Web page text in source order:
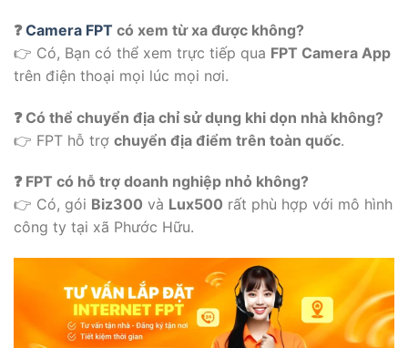
❓Camera FPT có xem từ xa được không?
👉 Có, Bạn có thể xem trực tiếp qua FPT Camera App
trên điện thoại mọi lúc mọi nơi.
❓ Có thể chuyển địa chỉ sử dụng khi dọn nhà không?
👉 FPT hỗ trợ chuyển địa điểm trên toàn quốc.
❓ FPT có hỗ trợ doanh nghiệp nhỏ không?
👉 Có, gói Biz300 và Lux500 rất phù hợp với mô hình
công ty tại xã Phước Hữu.